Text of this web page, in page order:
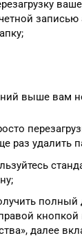
записью
выше вам
раз удалить
полный
далее